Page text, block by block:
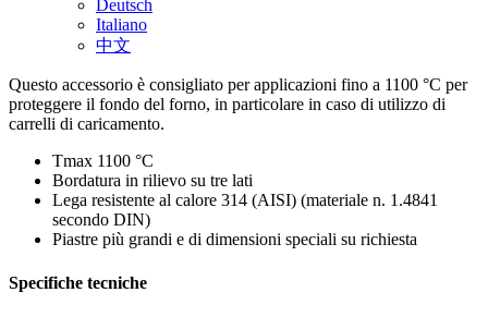
Deutsch
Italiano
中文
Questo accessorio è consigliato per applicazioni fino a 1100 °C per
proteggere il fondo del forno, in particolare in caso di utilizzo di
carrelli di caricamento.
Tmax 1100 °C
Bordatura in rilievo su tre lati
Lega resistente al calore 314 (AISI) (materiale n. 1.4841
secondo DIN)
Piastre più grandi e di dimensioni speciali su richiesta
Specifiche tecniche